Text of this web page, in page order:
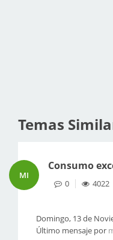
Temas
MI
Consumo
0 4022
Domingo, 13 de
Último mensaje por